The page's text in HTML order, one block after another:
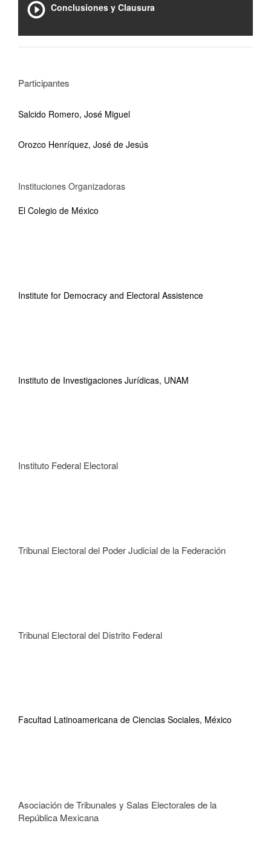
Conclusiones y Clausura
Participantes
Salcido Romero, José Miguel
Orozco Henríquez, José de Jesús
Instituciones Organizadoras
El Colegio de México
Institute for Democracy and Electoral Assistence
Instituto de Investigaciones Jurídicas, UNAM
Instituto Federal Electoral
Tribunal Electoral del Poder Judicial de la Federación
Tribunal Electoral del Distrito Federal
Facultad Latinoamericana de Ciencias Sociales, México
Asociación de Tribunales y Salas Electorales de la
República Mexicana